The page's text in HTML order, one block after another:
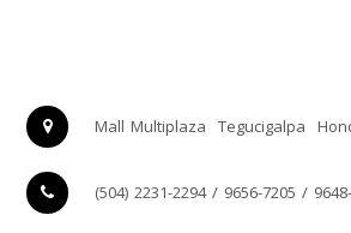
Mall Multiplaza Tegucigalpa
(504) 2231-2294 / 9656-7205 /